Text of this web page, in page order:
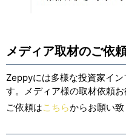
メディア取材のご依
Zeppyには多様な投資家イ
す。メディア様の取材依頼お
ご依頼はこちらからお願い致